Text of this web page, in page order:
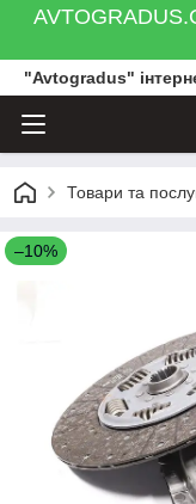
"Avtogradus"
Товари та
–10%